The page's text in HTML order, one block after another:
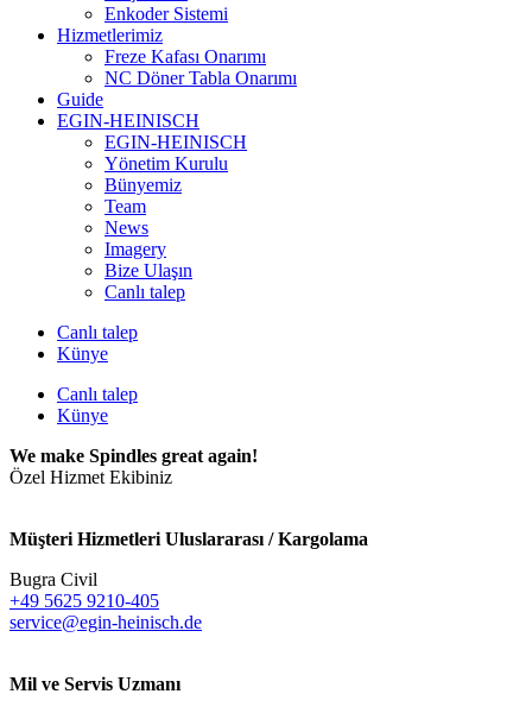
Enkoder Sistemi
Hizmetlerimiz
Freze Kafası Onarımı
NC Döner Tabla Onarımı
Guide
EGIN-HEINISCH
EGIN-HEINISCH
Yönetim Kurulu
Bünyemiz
Team
News
Imagery
Bize Ulaşın
Canlı talep
Canlı talep
Künye
Canlı talep
Künye
We make Spindles great again!
Özel Hizmet Ekibiniz
Müşteri Hizmetleri Uluslararası / Kargolama
Bugra Civil
+49 5625 9210-405
service@egin-heinisch.de
Mil ve Servis Uzmanı